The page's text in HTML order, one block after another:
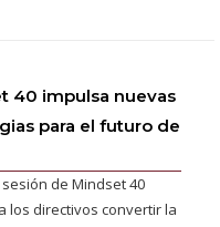
40 impulsa nuevas
para el futuro de
de Mindset 40
los directivos convertir la